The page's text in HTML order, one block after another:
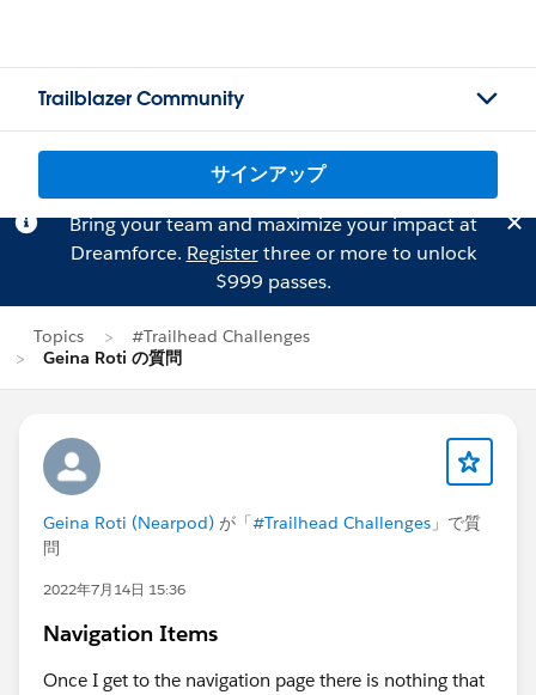
Trailblazer Community
サインアップ
Bring your team and maximize your impact at
Dreamforce. Registerthree or more to unlock
$999 passes.
Topics
#Trailhead Challenges
Geina Roti の質問
Geina Roti (Nearpod) が「#Trailhead Challenges 」で質
問
2022年7月14日 15:36
Navigation Items
Once I get to the navigation page there is nothing that